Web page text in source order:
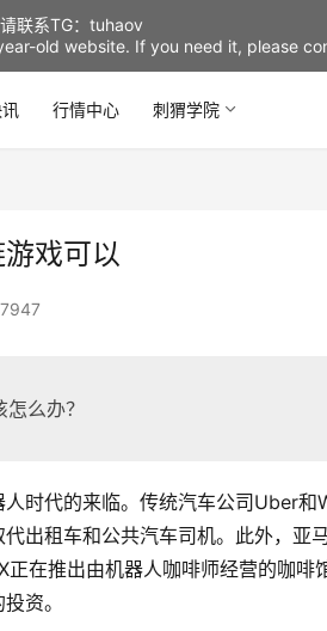
行情中心 刺猬学院
戏可以
么办？
时代的来临。传统汽车公司Uber
出租车和公共汽车司机。此外，亚
在推出由机器人咖啡师经营的咖
资。
联系TG：tuhaov
old website. If you need it, please